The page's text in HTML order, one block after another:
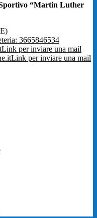
“Martin Luther
3665846534
Link per inviare una mail
Link per inviare una mail